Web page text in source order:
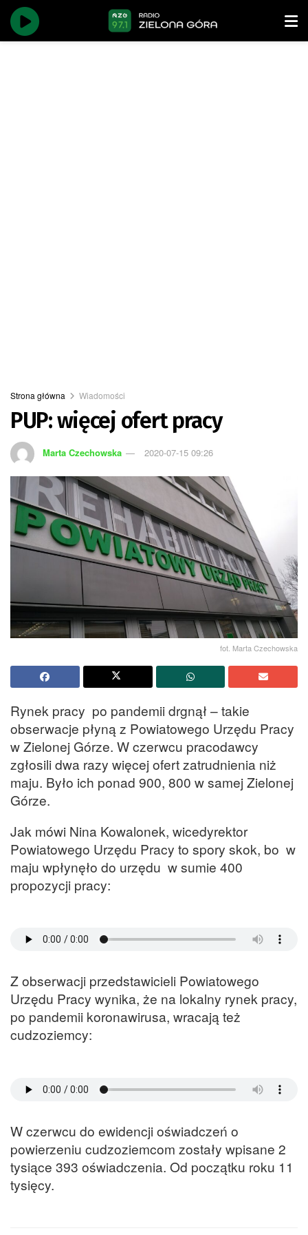
Strona główna Wiadomości
PUP: więcej ofert pracy
Marta Czechowska 2020-07-15 09:26
fot. Marta Czechowska
Rynek pracy po pandemii drgnął – takie
obserwacje płyną z Powiatowego Urzędu Pracy
w Zielonej Górze. W czerwcu pracodawcy
zgłosili dwa razy więcej ofert zatrudnienia niż
maju. Było ich ponad 900, 800 w samej Zielonej
Górze.
Jak mówi Nina Kowalonek, wicedyrektor
Powiatowego Urzędu Pracy to spory skok, bo w
maju wpłynęło do urzędu w sumie 400
propozycji pracy:
Z obserwacji przedstawicieli Powiatowego
Urzędu Pracy wynika, że na lokalny rynek pracy,
po pandemii koronawirusa, wracają też
cudzoziemcy:
W czerwcu do ewidencji oświadczeń o
powierzeniu cudzoziemcom zostały wpisane 2
tysiące 393 oświadczenia. Od początku roku 11
tysięcy.